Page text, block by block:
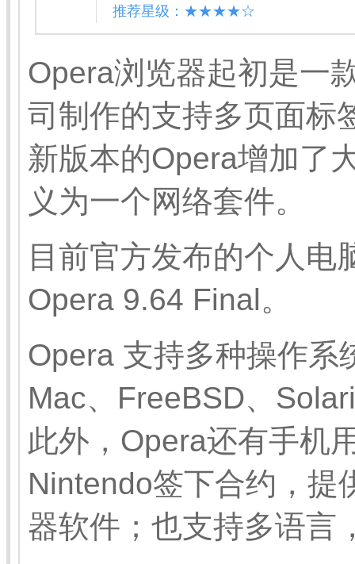
推荐星级：★★★★☆
Opera浏览器起初是一
司制作的支持多页面标
新版本的Opera增加了
义为一个网络套件。
目前官方发布的个人电
Opera 9.64 Final。
Opera 支持多种操作系
Mac、FreeBSD、
此外，Opera还有手机
Nintendo签下合约，提
器软件；也支持多语言